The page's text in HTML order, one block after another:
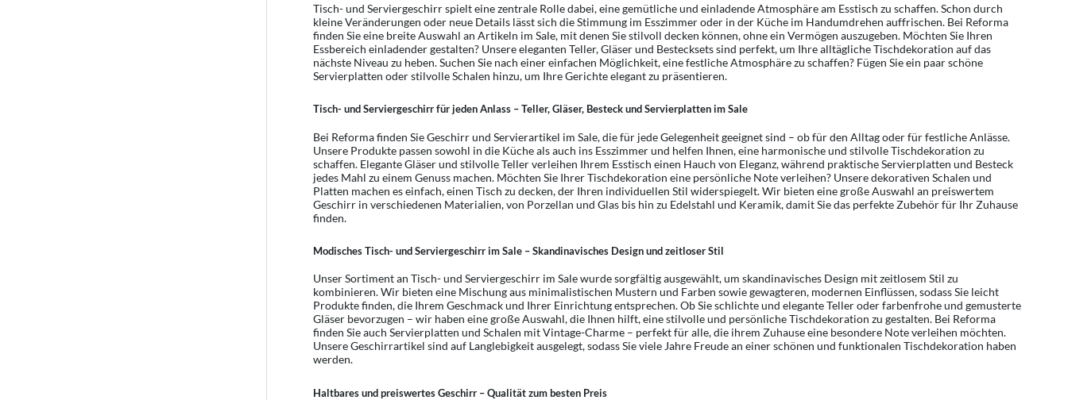
Tisch- und Serviergeschirr spielt eine zentrale Rolle dabei, eine gemütliche und einladende Atmosphäre am Esstisch zu schaffen. Schon durch
kleine Veränderungen oder neue Details lässt sich die Stimmung im Esszimmer oder in der Küche im Handumdrehen auffrischen. Bei Reforma
finden Sie eine breite Auswahl an Artikeln im Sale, mit denen Sie stilvoll decken können, ohne ein Vermögen auszugeben. Möchten Sie Ihren
Essbereich einladender gestalten? Unsere eleganten Teller, Gläser und Bestecksets sind perfekt, um Ihre alltägliche Tischdekoration auf das
nächste Niveau zu heben. Suchen Sie nach einer einfachen Möglichkeit, eine festliche Atmosphäre zu schaffen? Fügen Sie ein paar schöne
Servierplatten oder stilvolle Schalen hinzu, um Ihre Gerichte elegant zu präsentieren.
Tisch- und Serviergeschirr für jeden Anlass – Teller, Gläser, Besteck und Servierplatten im Sale
Bei Reforma finden Sie Geschirr und Servierartikel im Sale, die für jede Gelegenheit geeignet sind – ob für den Alltag oder für festliche Anlässe.
Unsere Produkte passen sowohl in die Küche als auch ins Esszimmer und helfen Ihnen, eine harmonische und stilvolle Tischdekoration zu
schaffen. Elegante Gläser und stilvolle Teller verleihen Ihrem Esstisch einen Hauch von Eleganz, während praktische Servierplatten und Besteck
jedes Mahl zu einem Genuss machen. Möchten Sie Ihrer Tischdekoration eine persönliche Note verleihen? Unsere dekorativen Schalen und
Platten machen es einfach, einen Tisch zu decken, der Ihren individuellen Stil widerspiegelt. Wir bieten eine große Auswahl an preiswertem
Geschirr in verschiedenen Materialien, von Porzellan und Glas bis hin zu Edelstahl und Keramik, damit Sie das perfekte Zubehör für Ihr Zuhause
finden.
Modisches Tisch- und Serviergeschirr im Sale – Skandinavisches Design und zeitloser Stil
Unser Sortiment an Tisch- und Serviergeschirr im Sale wurde sorgfältig ausgewählt, um skandinavisches Design mit zeitlosem Stil zu
kombinieren. Wir bieten eine Mischung aus minimalistischen Mustern und Farben sowie gewagteren, modernen Einflüssen, sodass Sie leicht
Produkte finden, die Ihrem Geschmack und Ihrer Einrichtung entsprechen. Ob Sie schlichte und elegante Teller oder farbenfrohe und gemusterte
Gläser bevorzugen – wir haben eine große Auswahl, die Ihnen hilft, eine stilvolle und persönliche Tischdekoration zu gestalten. Bei Reforma
finden Sie auch Servierplatten und Schalen mit Vintage-Charme – perfekt für alle, die ihrem Zuhause eine besondere Note verleihen möchten.
Unsere Geschirrartikel sind auf Langlebigkeit ausgelegt, sodass Sie viele Jahre Freude an einer schönen und funktionalen Tischdekoration haben
werden.
Haltbares und preiswertes Geschirr – Qualität zum besten Preis